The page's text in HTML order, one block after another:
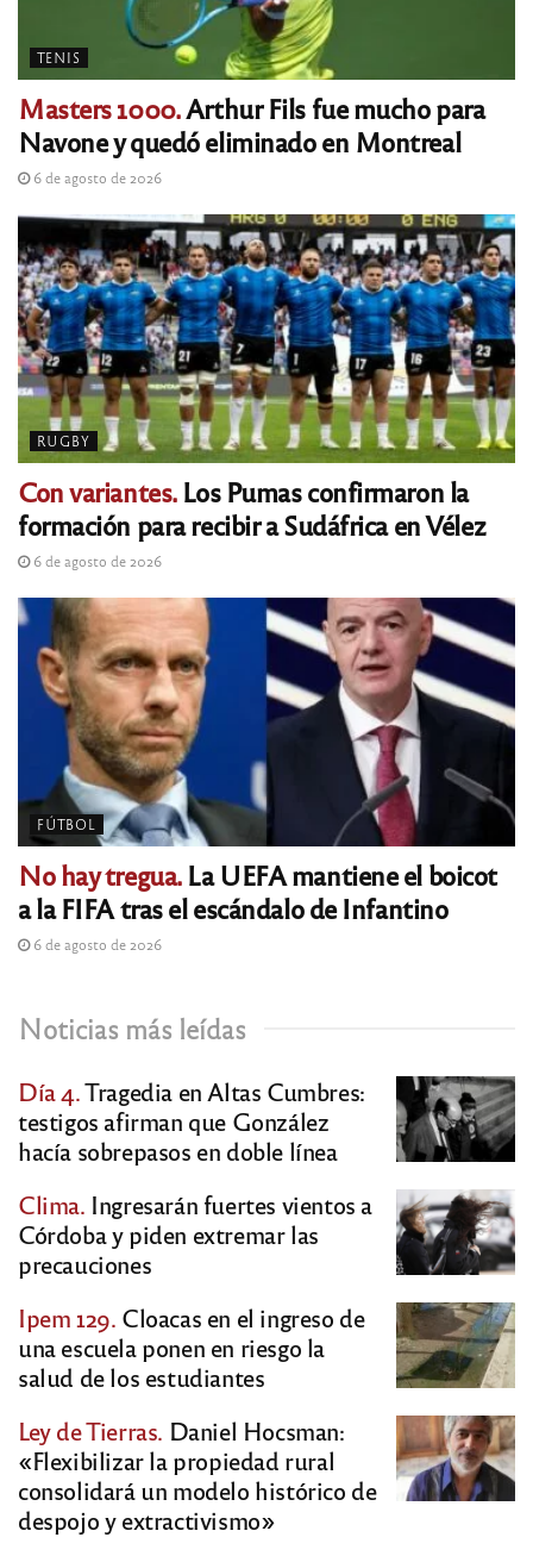
TENIS
Masters 1000.Arthur Fils fue mucho para
Navone y quedó eliminado en Montreal
6 de agosto de 2026
RUGBY
Con variantes.Los Pumas confirmaron la
formación para recibir a Sudáfrica en Vélez
6 de agosto de 2026
FÚTBOL
No hay tregua.La UEFA mantiene el boicot
a la FIFA tras el escándalo de Infantino
6 de agosto de 2026
Noticias más leídas
Día 4.Tragedia en Altas Cumbres:
testigos afirman que González
hacía sobrepasos en doble línea
Clima. Ingresarán fuertes vientos a
Córdoba y piden extremar las
precauciones
Ipem 129. Cloacas en el ingreso de
una escuela ponen en riesgo la
salud de los estudiantes
Ley de Tierras. Daniel Hocsman:
«Flexibilizar la propiedad rural
consolidará un modelo histórico de
despojo y extractivismo»